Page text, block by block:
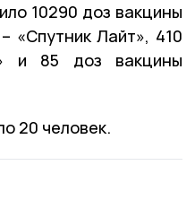
10290 доз вакцины
«Спутник Лайт», 410
и 85 доз вакцины
20 человек.